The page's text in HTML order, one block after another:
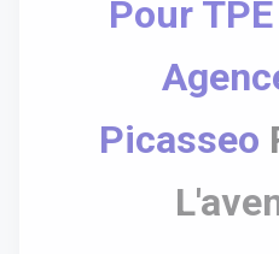
Pour
Picasseo